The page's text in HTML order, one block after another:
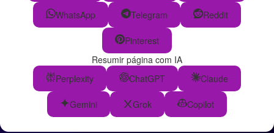
WhatsApp Telegram Reddit
Pinterest
Resumir página com IA
Perplexity
ChatGPT Claude
Gemini Grok Copilot